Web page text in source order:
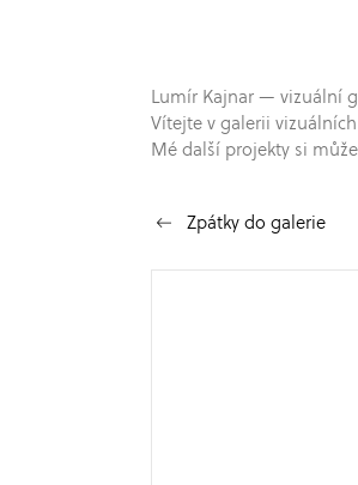
Lumír Kajnar — vizuální
Vítejte v galerii
Mé další projekty si
Zpátky do galerie